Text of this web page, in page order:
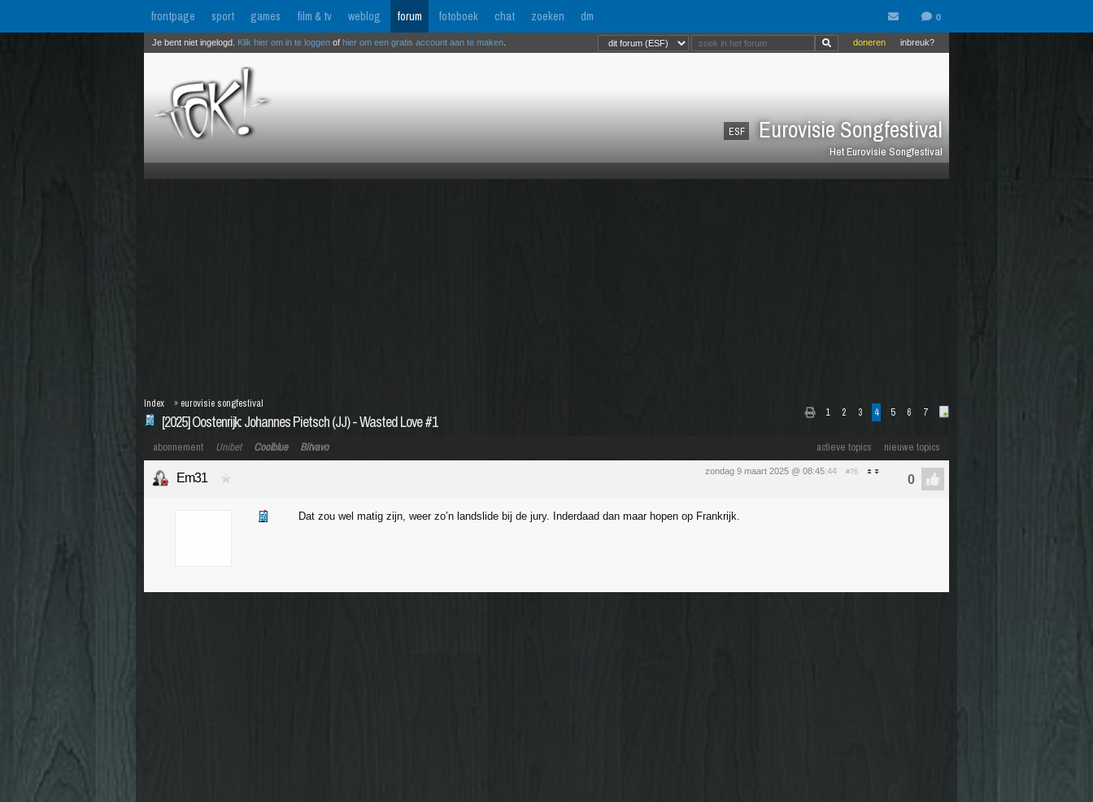
frontpage sport games film & tv weblog forum fotoboek chat zoeken dm
ESF Eurovisie Songfestival
Het Eurovisie Songfestival
inbreuk?
doneren
Je bent niet ingelogd. Klik hier om in te loggen of hier om een gratis account aan te maken
1 2 3 4 5 6 7
[2025] Oostenrijk: Johannes Pietsch (JJ) - Wasted Love #1
Index » eurovisie songfestival
actieve topics nieuwe topics
abonnement Unibet Coolblue Bitvavo
zondag 9 maart 2025 @ 08:45:44 #76
Em31
Dat zou wel matig zijn, weer zo’n landslide bij de jury. Inderdaad dan maar hopen op Frankrijk.